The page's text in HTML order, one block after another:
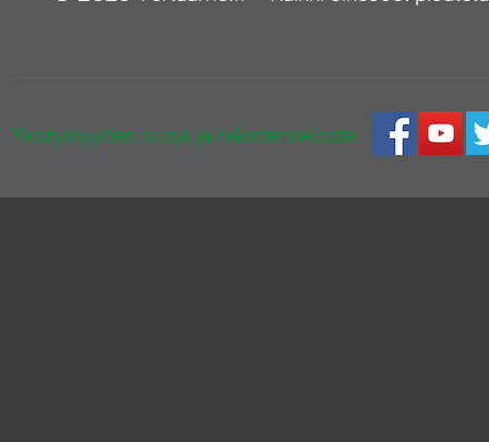
Yksityisyyden suoja ja rekisteriseloste